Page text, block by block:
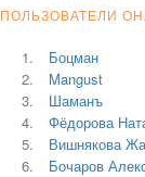
ПОЛЬЗОВАТЕЛИ
Боцман
Mangust
Шаманъ
Фёдорова
Вишнякова
Бочаров